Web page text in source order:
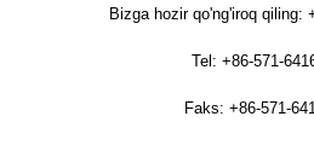
Bizga hozir qo'ng'iroq qiling:
Tel: +86-571-
Faks: +86-571-